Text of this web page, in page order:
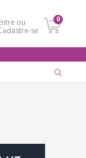
ou
se
0